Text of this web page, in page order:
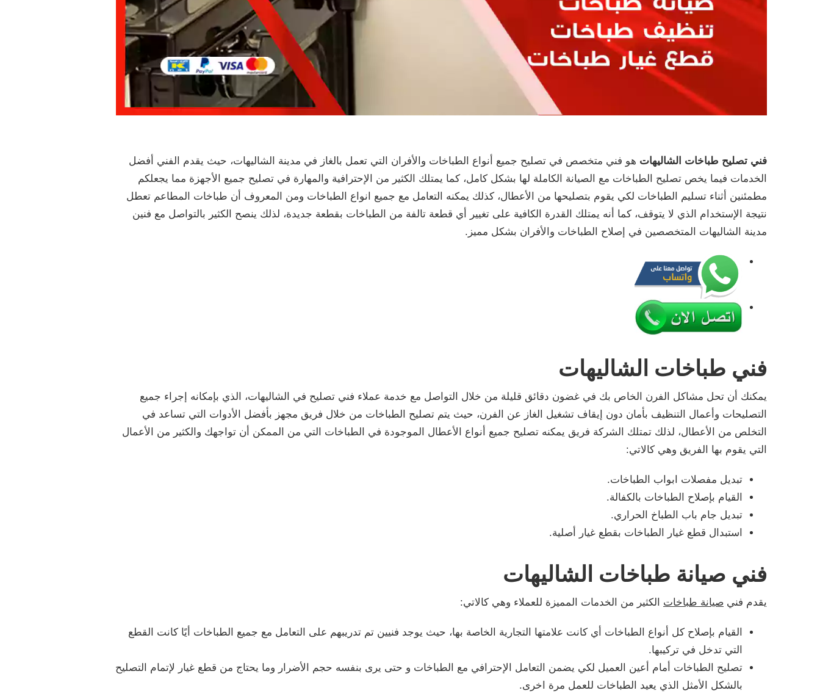
فني تصليح طباخات الشاليهات هو فني متخصص في تصليح جميع أنواع الطباخات والأفران التي تعمل بالغاز في مدينة الشاليهات، حيث يقدم الفني أفضل
الخدمات فيما يخص تصليح الطباخات مع الصيانة الكاملة لها بشكل كامل، كما يمتلك الكثير من الإحترافية والمهارة في تصليح جميع الأجهزة مما يجعلكم
مطمئنين أثناء تسليم الطباخات لكي يقوم بتصليحها من الأعطال، كذلك يمكنه التعامل مع جميع انواع الطباخات ومن المعروف أن طباخات المطاعم تعطل
نتيجة الإستخدام الذي لا يتوقف، كما أنه يمتلك القدرة الكافية على تغيير أي قطعة تالفة من الطباخات بقطعة جديدة، لذلك ينصح الكثير بالتواصل مع فنين
مدينة الشاليهات المتخصصين في إصلاح الطباخات والأفران بشكل مميز.
فني طباخات الشاليهات
يمكنك أن تحل مشاكل الفرن الخاص بك في غضون دقائق قليلة من خلال التواصل مع خدمة عملاء فني تصليح في الشاليهات، الذي بإمكانه إجراء جميع
التصليحات وأعمال التنظيف بأمان دون إيقاف تشغيل الغاز عن الفرن، حيث يتم تصليح الطباخات من خلال فريق مجهز بأفضل الأدوات التي تساعد في
التخلص من الأعطال، لذلك تمتلك الشركة فريق يمكنه تصليح جميع أنواع الأعطال الموجودة في الطباخات التي من الممكن أن تواجهك والكثير من الأعمال
التي يقوم بها الفريق وهي كالاتي:
تبديل مفصلات ابواب الطباخات.
القيام بإصلاح الطباخات بالكفالة.
تبديل جام باب الطباخ الحراري.
استبدال قطع غيار الطباخات بقطع غيار أصلية.
فني صيانة طباخات الشاليهات
يقدم فني صيانة طباخات الكثير من الخدمات المميزة للعملاء وهي كالاتي:
القيام بإصلاح كل أنواع الطباخات أي كانت علامتها التجارية الخاصة بها، حيث يوجد فنيين تم تدريبهم على التعامل مع جميع الطباخات أيًا كانت القطع
التي تدخل في تركيبها.
تصليح الطباخات أمام أعين العميل لكي يضمن التعامل الإحترافي مع الطباخات و حتى يرى بنفسه حجم الأضرار وما يحتاج من قطع غيار لإتمام التصليح
بالشكل الأمثل الذي يعيد الطباخات للعمل مرة اخرى.